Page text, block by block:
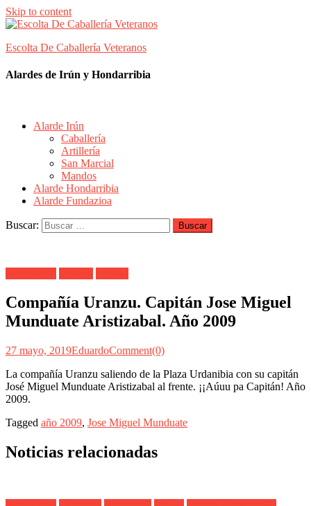
Skip to content
Escolta De Caballería Veteranos
Alardes de Irún y Hondarribia
Alarde Irún
Caballería
Artillería
San Marcial
Mandos
Alarde Hondarribia
Alarde Fundazioa
Buscar:
Compañía Uranzu. Capitán Jose Miguel
Munduate Aristizabal. Año 2009
27 mayo, 2019EduardoComment(0)
La compañía Uranzu saliendo de la Plaza Urdanibia con su capitán
José Miguel Munduate Aristizabal al frente. ¡¡Aúuu pa Capitán! Año
2009.
Tagged año 2009, Jose Miguel Munduate
Noticias relacionadas